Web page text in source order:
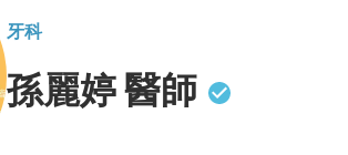
牙科
孫麗婷醫師